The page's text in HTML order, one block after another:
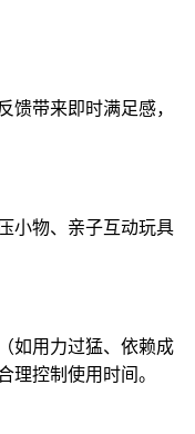
带来即时满足感，
小物、亲子互动玩具
如用力过猛、依赖成
理控制使用时间。